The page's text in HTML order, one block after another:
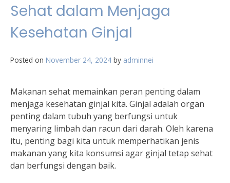
Sehat dalam Menjaga
Kesehatan Ginjal
Posted on November 24, 2024 by adminnei
Makanan sehat memainkan peran penting dalam
menjaga kesehatan ginjal kita. Ginjal adalah organ
penting dalam tubuh yang berfungsi untuk
menyaring limbah dan racun dari darah. Oleh karena
itu, penting bagi kita untuk memperhatikan jenis
makanan yang kita konsumsi agar ginjal tetap sehat
dan berfungsi dengan baik.